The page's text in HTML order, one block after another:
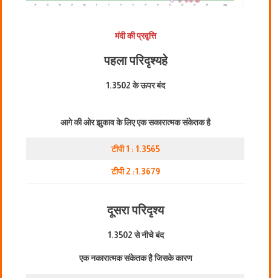
मंदी की प्रवृत्ति
पहला परिदृश्यहे
1.3502 के ऊपर बंद
आगे की ओर झुकाव के लिए एक सकारात्मक संकेतक है
टीपी 1 : 1.3565
टीपी 2 :1.3679
दूसरा परिदृश्य
1.3502 से नीचे बंद
एक नकारात्मक संकेतक है जिसके कारण